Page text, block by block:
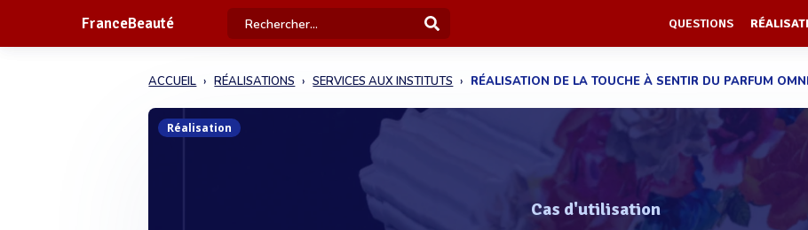
FranceBeauté QUESTIONS
ACCUEIL RÉALISATIONS SERVICES AUX INSTITUTS RÉALISATION DE LA TOUCHE À SENTIR DU PARFUM
Réalisation
Cas d'utilisation